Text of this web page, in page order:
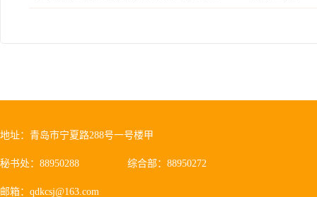
地址：青岛市宁夏路288号一号楼甲
秘书处：88950288 综合部：88950272
邮箱：qdkcsj@163.com